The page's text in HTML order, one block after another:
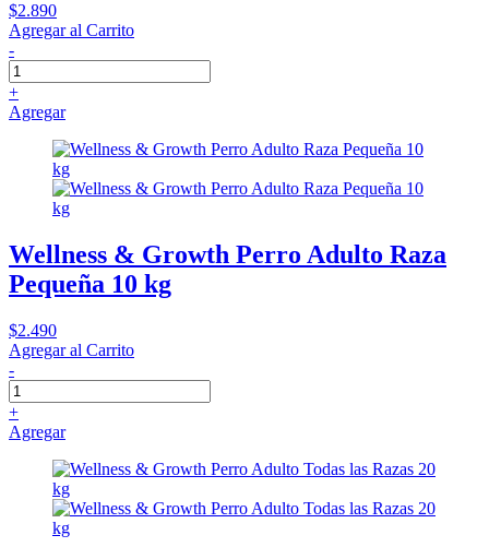
$2.890
Agregar al Carrito
-
+
Agregar
Wellness & Growth Perro Adulto Raza
Pequeña 10 kg
$2.490
Agregar al Carrito
-
+
Agregar